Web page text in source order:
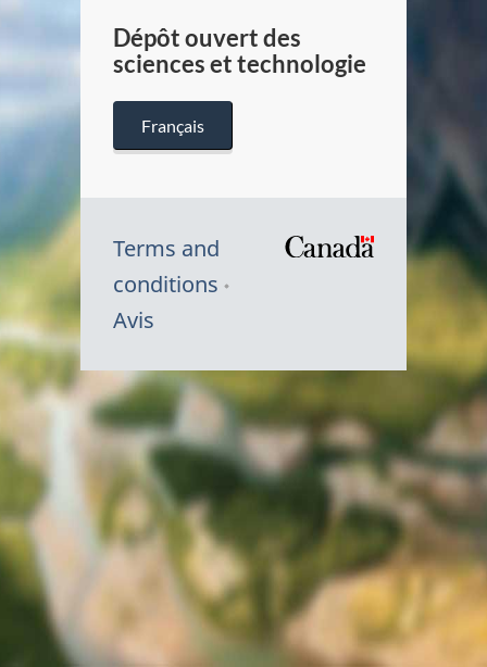
Dépôt ouvert des
sciences et technologie
Français
Terms and
conditions
Avis
Canada